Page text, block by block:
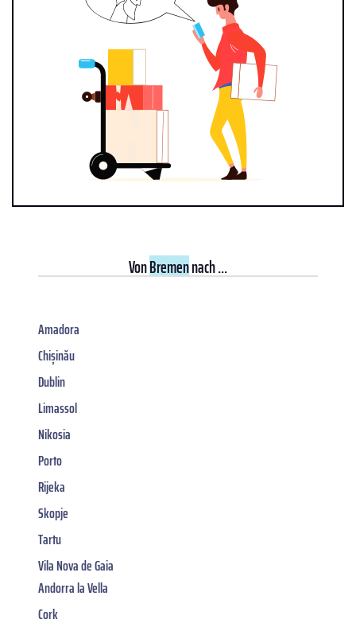
VonBremennach ...
Amadora
Chișinău
Dublin
Limassol
Nikosia
Porto
Rijeka
Skopje
Tartu
Vila Nova de Gaia
Andorra la Vella
Cork